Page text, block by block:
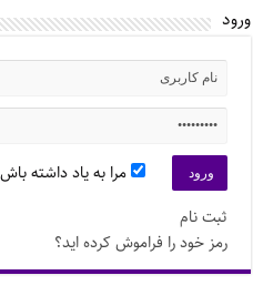
ورود
مرا به یاد داشته باش
ثبت نام
رمز خود را فراموش کرده اید؟